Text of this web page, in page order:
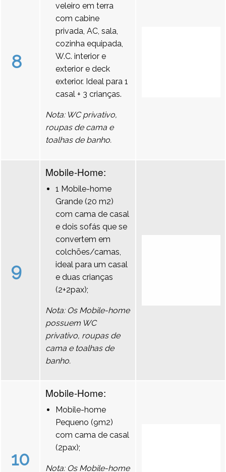
8
veleiro em terra
com cabine
privada, AC, sala,
cozinha equipada,
W.C. interior e
exterior e deck
exterior. Ideal para 1
casal + 3 crianças.
Nota: WC privativo,
roupas de cama e
toalhas de banho.
9
Mobile-Home:
1 Mobile-home
Grande (20 m2)
com cama de casal
e dois sofás que se
convertem em
colchões/camas,
ideal para um casal
e duas crianças
(2+2pax);
Nota: Os Mobile-home
possuem WC
privativo, roupas de
cama e toalhas de
banho.
10
Mobile-Home:
Mobile-home
Pequeno (9m2)
com cama de casal
(2pax);
Nota: Os Mobile-home